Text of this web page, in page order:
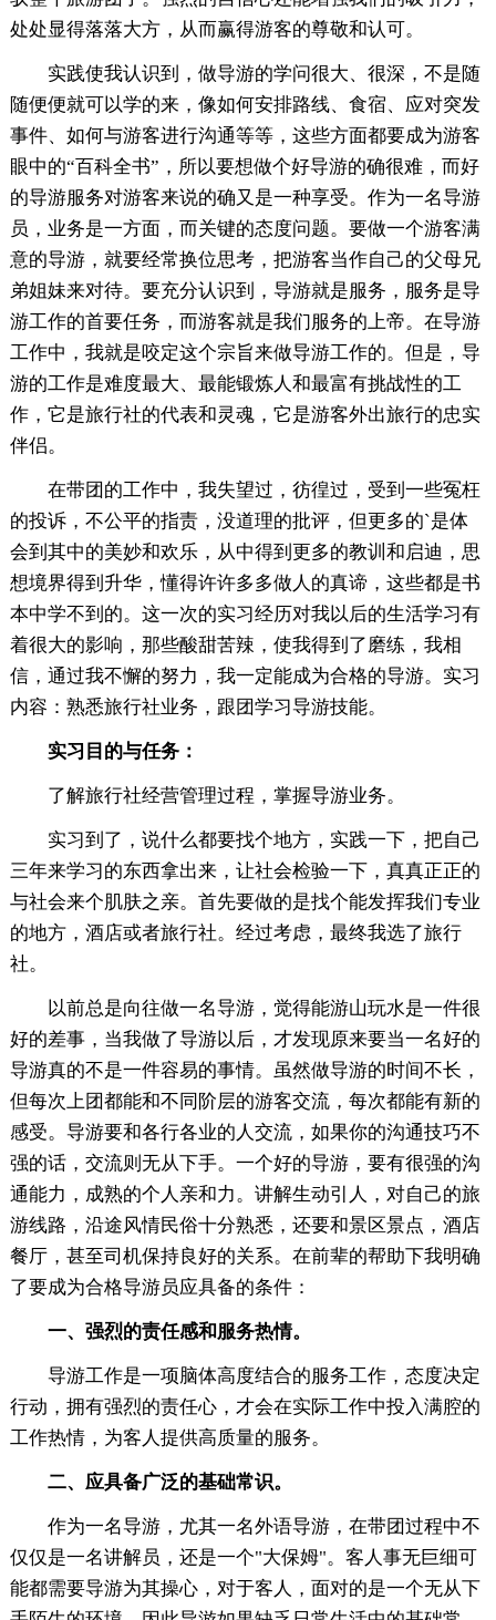
处处显得落落大方，从而赢得游客的尊敬和认可。
实践使我认识到，做导游的学问很大、很深，不是随
随便便就可以学的来，像如何安排路线、食宿、应对突发
事件、如何与游客进行沟通等等，这些方面都要成为游客
眼中的“百科全书”，所以要想做个好导游的确很难，而好
的导游服务对游客来说的确又是一种享受。作为一名导游
员，业务是一方面，而关键的态度问题。要做一个游客满
意的导游，就要经常换位思考，把游客当作自己的父母兄
弟姐妹来对待。要充分认识到，导游就是服务，服务是导
游工作的首要任务，而游客就是我们服务的上帝。在导游
工作中，我就是咬定这个宗旨来做导游工作的。但是，导
游的工作是难度最大、最能锻炼人和最富有挑战性的工
作，它是旅行社的代表和灵魂，它是游客外出旅行的忠实
伴侣。
在带团的工作中，我失望过，彷徨过，受到一些冤枉
的投诉，不公平的指责，没道理的批评，但更多的`是体
会到其中的美妙和欢乐，从中得到更多的教训和启迪，思
想境界得到升华，懂得许许多多做人的真谛，这些都是书
本中学不到的。这一次的实习经历对我以后的生活学习有
着很大的影响，那些酸甜苦辣，使我得到了磨练，我相
信，通过我不懈的努力，我一定能成为合格的导游。实习
内容：熟悉旅行社业务，跟团学习导游技能。
实习目的与任务：
了解旅行社经营管理过程，掌握导游业务。
实习到了，说什么都要找个地方，实践一下，把自己
三年来学习的东西拿出来，让社会检验一下，真真正正的
与社会来个肌肤之亲。首先要做的是找个能发挥我们专业
的地方，酒店或者旅行社。经过考虑，最终我选了旅行
社。
以前总是向往做一名导游，觉得能游山玩水是一件很
好的差事，当我做了导游以后，才发现原来要当一名好的
导游真的不是一件容易的事情。虽然做导游的时间不长，
但每次上团都能和不同阶层的游客交流，每次都能有新的
感受。导游要和各行各业的人交流，如果你的沟通技巧不
强的话，交流则无从下手。一个好的导游，要有很强的沟
通能力，成熟的个人亲和力。讲解生动引人，对自己的旅
游线路，沿途风情民俗十分熟悉，还要和景区景点，酒店
餐厅，甚至司机保持良好的关系。在前辈的帮助下我明确
了要成为合格导游员应具备的条件：
一、强烈的责任感和服务热情。
导游工作是一项脑体高度结合的服务工作，态度决定
行动，拥有强烈的责任心，才会在实际工作中投入满腔的
工作热情，为客人提供高质量的服务。
二、应具备广泛的基础常识。
作为一名导游，尤其一名外语导游，在带团过程中不
仅仅是一名讲解员，还是一个"大保姆"。客人事无巨细可
能都需要导游为其操心，对于客人，面对的是一个无从下